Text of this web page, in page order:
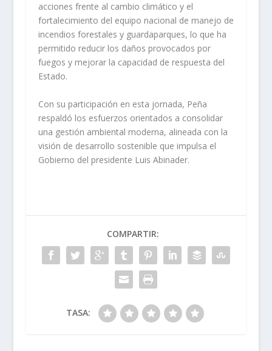
acciones frente al cambio climático y el
fortalecimiento del equipo nacional de manejo de
incendios forestales y guardaparques, lo que ha
permitido reducir los daños provocados por
fuegos y mejorar la capacidad de respuesta del
Estado.
Con su participación en esta jornada, Peña
respaldó los esfuerzos orientados a consolidar
una gestión ambiental moderna, alineada con la
visión de desarrollo sostenible que impulsa el
Gobierno del presidente Luis Abinader.
COMPARTIR:
TASA: